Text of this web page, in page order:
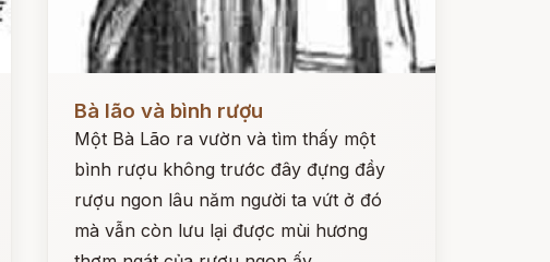
Bà lão và bình rượu
Một Bà Lão ra vườn và tìm thấy một
bình rượu không trước đây đựng đầy
rượu ngon lâu năm người ta vứt ở đó
mà vẫn còn lưu lại được mùi hương